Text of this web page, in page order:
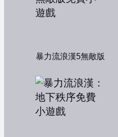
暴力流浪漢5無敵版